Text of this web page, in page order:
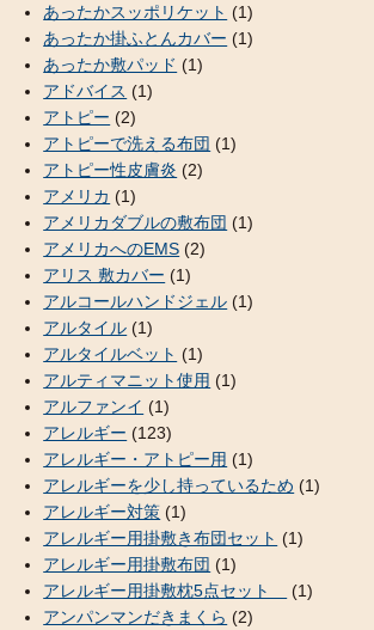
あったかスッポリケット (1)
あったか掛ふとんカバー (1)
あったか敷パッド (1)
アドバイス (1)
アトピー (2)
アトピーで洗える布団 (1)
アトピー性皮膚炎 (2)
アメリカ (1)
アメリカダブルの敷布団 (1)
アメリカへのEMS (2)
アリス 敷カバー (1)
アルコールハンドジェル (1)
アルタイル (1)
アルタイルベット (1)
アルティマニット使用 (1)
アルファンイ (1)
アレルギー (123)
アレルギー・アトピー用 (1)
アレルギーを少し持っているため (1)
アレルギー対策 (1)
アレルギー用掛敷き布団セット (1)
アレルギー用掛敷布団 (1)
アレルギー用掛敷枕5点セット
(1)
アンパンマンだきまくら (2)